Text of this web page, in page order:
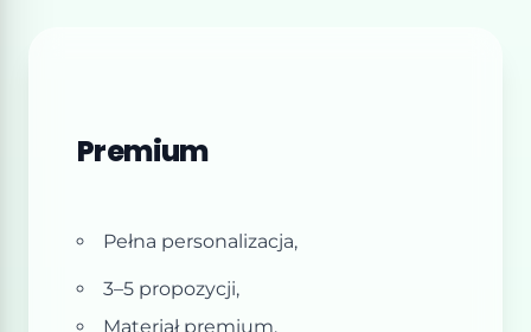
Premium
Pełna personalizacja,
3–5 propozycji,
Materiał premium,